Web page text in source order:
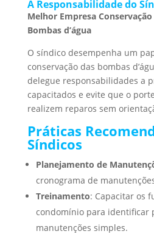
A Responsabilidade do
Melhor Empresa
Bombas d’água
O síndico desempenha um
conservação das bombas
delegue responsabilidades a
capacitados e evite que o
realizem reparos sem
Práticas
Síndicos
Planejamento de
cronograma de
Treinamento: Capacitar os
condomínio para identificar
manutenções simples.